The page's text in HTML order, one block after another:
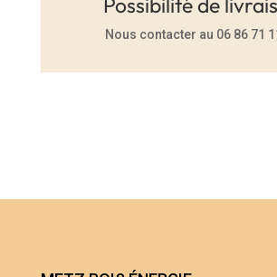
Nous contacter au 06 86 71